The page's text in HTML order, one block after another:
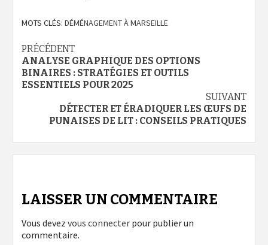
MOTS CLÉS: DÉMÉNAGEMENT À MARSEILLE
Navigation
d’article
PRÉCÉDENT
ANALYSE GRAPHIQUE DES OPTIONS
BINAIRES : STRATÉGIES ET OUTILS
ESSENTIELS POUR 2025
SUIVANT
DÉTECTER ET ÉRADIQUER LES ŒUFS DE
PUNAISES DE LIT : CONSEILS PRATIQUES
LAISSER UN COMMENTAIRE
Vous devez vous connecter pour publier un
commentaire.